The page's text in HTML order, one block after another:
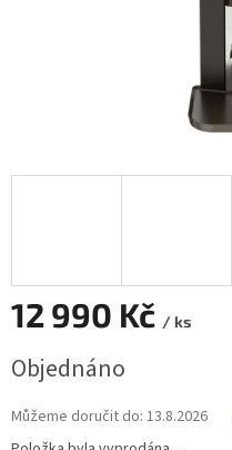
12 990 Kč / ks
cena:
Objednáno
Můžeme doručit do: 13.8.2026